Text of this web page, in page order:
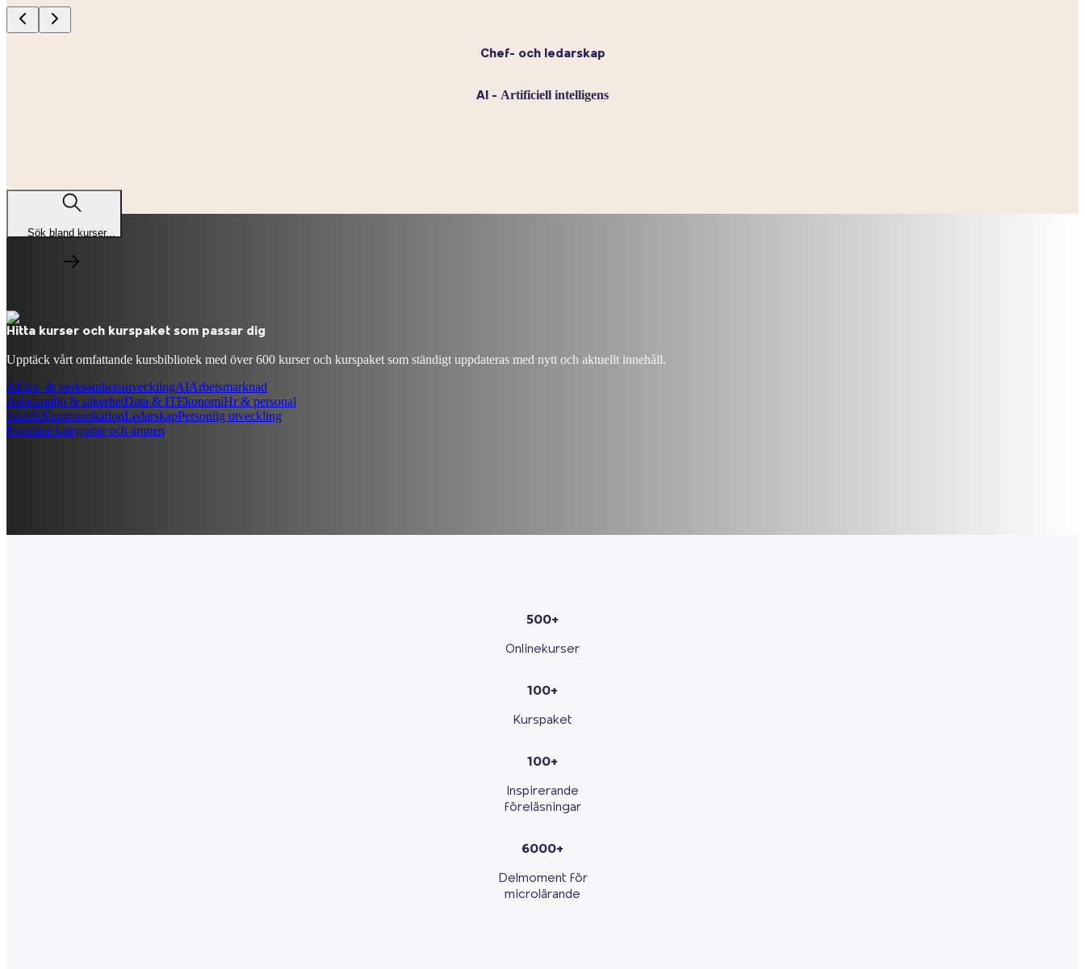
Chef- och ledarskap
AI - Artificiell intelligens
Sök bland kurser...
Hitta kurser och kurspaket som passar dig
Upptäck vårt omfattande kursbibliotek med över 600 kurser och kurspaket som ständigt uppdateras med nytt och aktuellt innehåll.
Affärs- & verksamhetsutvecklingAIArbetsmarknad
Arbetsmiljö & säkerhetData & ITEkonomiHr & personal
JuridikKommunikationLedarskapPersonlig utveckling
Populära kategorier och ämnen
500+
Onlinekurser
100+
Kurspaket
100+
Inspirerande
föreläsningar
6000+
Delmoment för
microlärande